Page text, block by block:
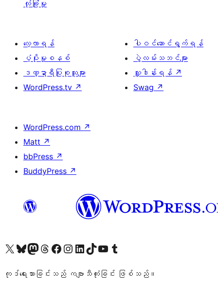
လုံခြုံမှု
လေ့လာရန်
ပံ့ပိုးမှုစနစ်
ဒဏ္ဍာရီပြုစုသူများ
WordPress.tv ↗
ပါဝင်ဆောင်ရွက်ရန်
ပွဲလမ်းသဘင်များ
လှူဒါန်းရန် ↗
Swag ↗
WordPress.com ↗
Matt ↗
bbPress ↗
BuddyPress ↗
ကျွန်ုပ်တို့၏ X (ယခင် Twitter) အကောင့်သို့ သွားရောက်ကြည့်ရှုပါကျွန်ုပ်တို့၏ Bluesky အကောင့်သို့ ဝင်ရောက်ကြည့်ရှုရန်
ကျွန်ုပ်တို့၏ Mastodon အကောင့်သို့ သွားရောက်ကြည့်ရှုပါကျွန်ုပ်တို့၏ Threads အကောင့်သို့ ဝင်ရောက်ကြည့်ရှုရန်
ကျွန်ုပ်တို့၏ Facebook စာမျက်နှာသို့ သွားရောက်ကြည့်ရှုပါကျွန်ုပ်တို့၏ Instagram အကောင့်သို့ သွားရောက်ကြည့်ရှုပါ ကျွန်ုပ်တို့၏ LinkedIn အကောင့်သို့ သွားရောက်ကြည့်ရှုပါကျွန်ုပ်တို့၏ TikTok အကောင့်သို့ ဝင်ရောက်ကြည့်ရှုရန်
ကျွန်ုပ်တို့၏ YouTube ချန်နယ်သို့ သွားရောက်ကြည့်ရှုပါ ကျွန်ုပ်တို့၏ Tumblr အကောင့်သို့ ဝင်ရောက်ကြည့်ရှုရန်
ကုဒ်ရေးသားခြင်းသည် ကဗျာသီကုံးခြင်း ဖြစ်သည်။